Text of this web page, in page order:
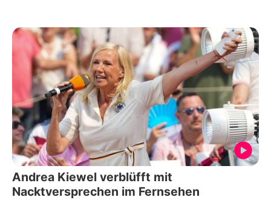
Andrea Kiewel verblüfft mit
Nacktversprechen im Fernsehen